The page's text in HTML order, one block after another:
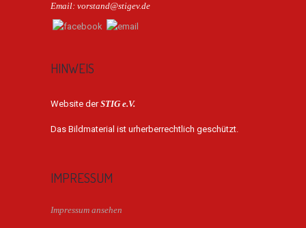
Email: vorstand@stigev.de
HINWEIS
Website derSTIG e.V.
Das Bildmaterial ist urherberrechtlich geschützt.
IMPRESSUM
Impressum ansehen